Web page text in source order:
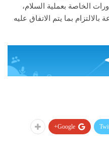
الخاصة بعملية السلام،
بما يتم الاتفاق عليه
Google+